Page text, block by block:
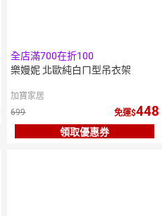
全店滿700在折100
樂嫚妮 北歐純白ㄇ型吊衣架
加寶家居
699
免運 448
領取優惠券